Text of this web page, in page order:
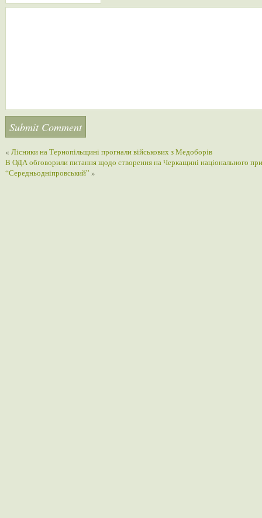
« Лісники на Тернопільщині прогнали військових з Медоборів
В ОДА обговорили питання щодо створення на Черкащині національного
“Середньодніпровський” »